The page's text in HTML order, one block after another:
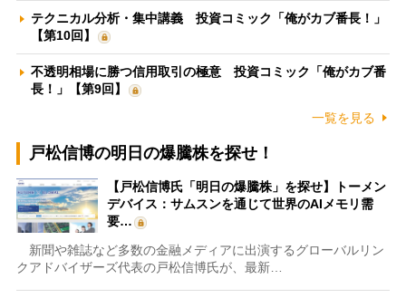
テクニカル分析・集中講義 投資コミック「俺がカブ番長！」
【第10回】
不透明相場に勝つ信用取引の極意 投資コミック「俺がカブ番
長！」【第9回】
一覧を見る
戸松信博の明日の爆騰株を探せ！
【戸松信博氏「明日の爆騰株」を探せ】トーメン
デバイス：サムスンを通じて世界のAIメモリ需
要…
新聞や雑誌など多数の金融メディアに出演するグローバルリン
クアドバイザーズ代表の戸松信博氏が、最新…